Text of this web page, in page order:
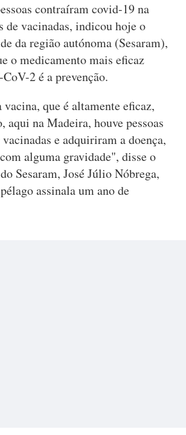
contraíram covid-19 na
de vacinadas, indicou hoje o
da região autónoma (Sesaram),
o medicamento mais eficaz
2 é a prevenção.
que é altamente eficaz,
aqui na Madeira, houve pessoas
e adquiriram a doença,
alguma gravidade", disse o
Sesaram, José Júlio Nóbrega,
assinala um ano de